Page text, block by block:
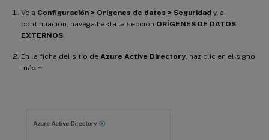
Ve a Configuración > Orígenes de datos > Seguridad y, a
continuación, navega hasta la sección ORÍGENES DE DATOS
EXTERNOS
En la ficha del sitio de Azure Active Directory , haz clic en el signo
más +.